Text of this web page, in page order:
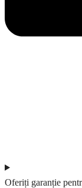
Oferiți garanție